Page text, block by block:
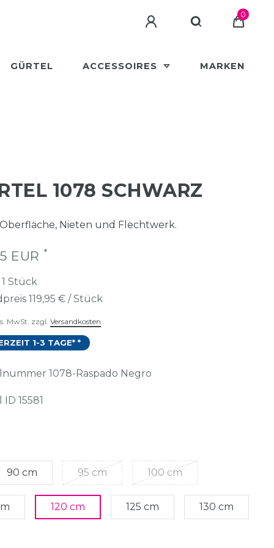
0
GÜRTEL ACCESSOIRES MARKEN
1078 SCHWARZ
Nieten und Flechtwerk.
EUR*
1 Stück
119,95 € / Stück
MwSt. zzgl. Versandkosten
1-3 TAGE* *
1078-Raspado Negro
ID 15581
90 cm 95 cm 100 cm
120 cm 125 cm 130 cm